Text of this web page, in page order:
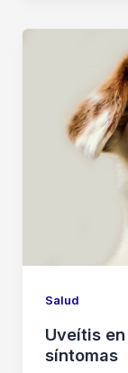
Salud
Uveítis
síntomas